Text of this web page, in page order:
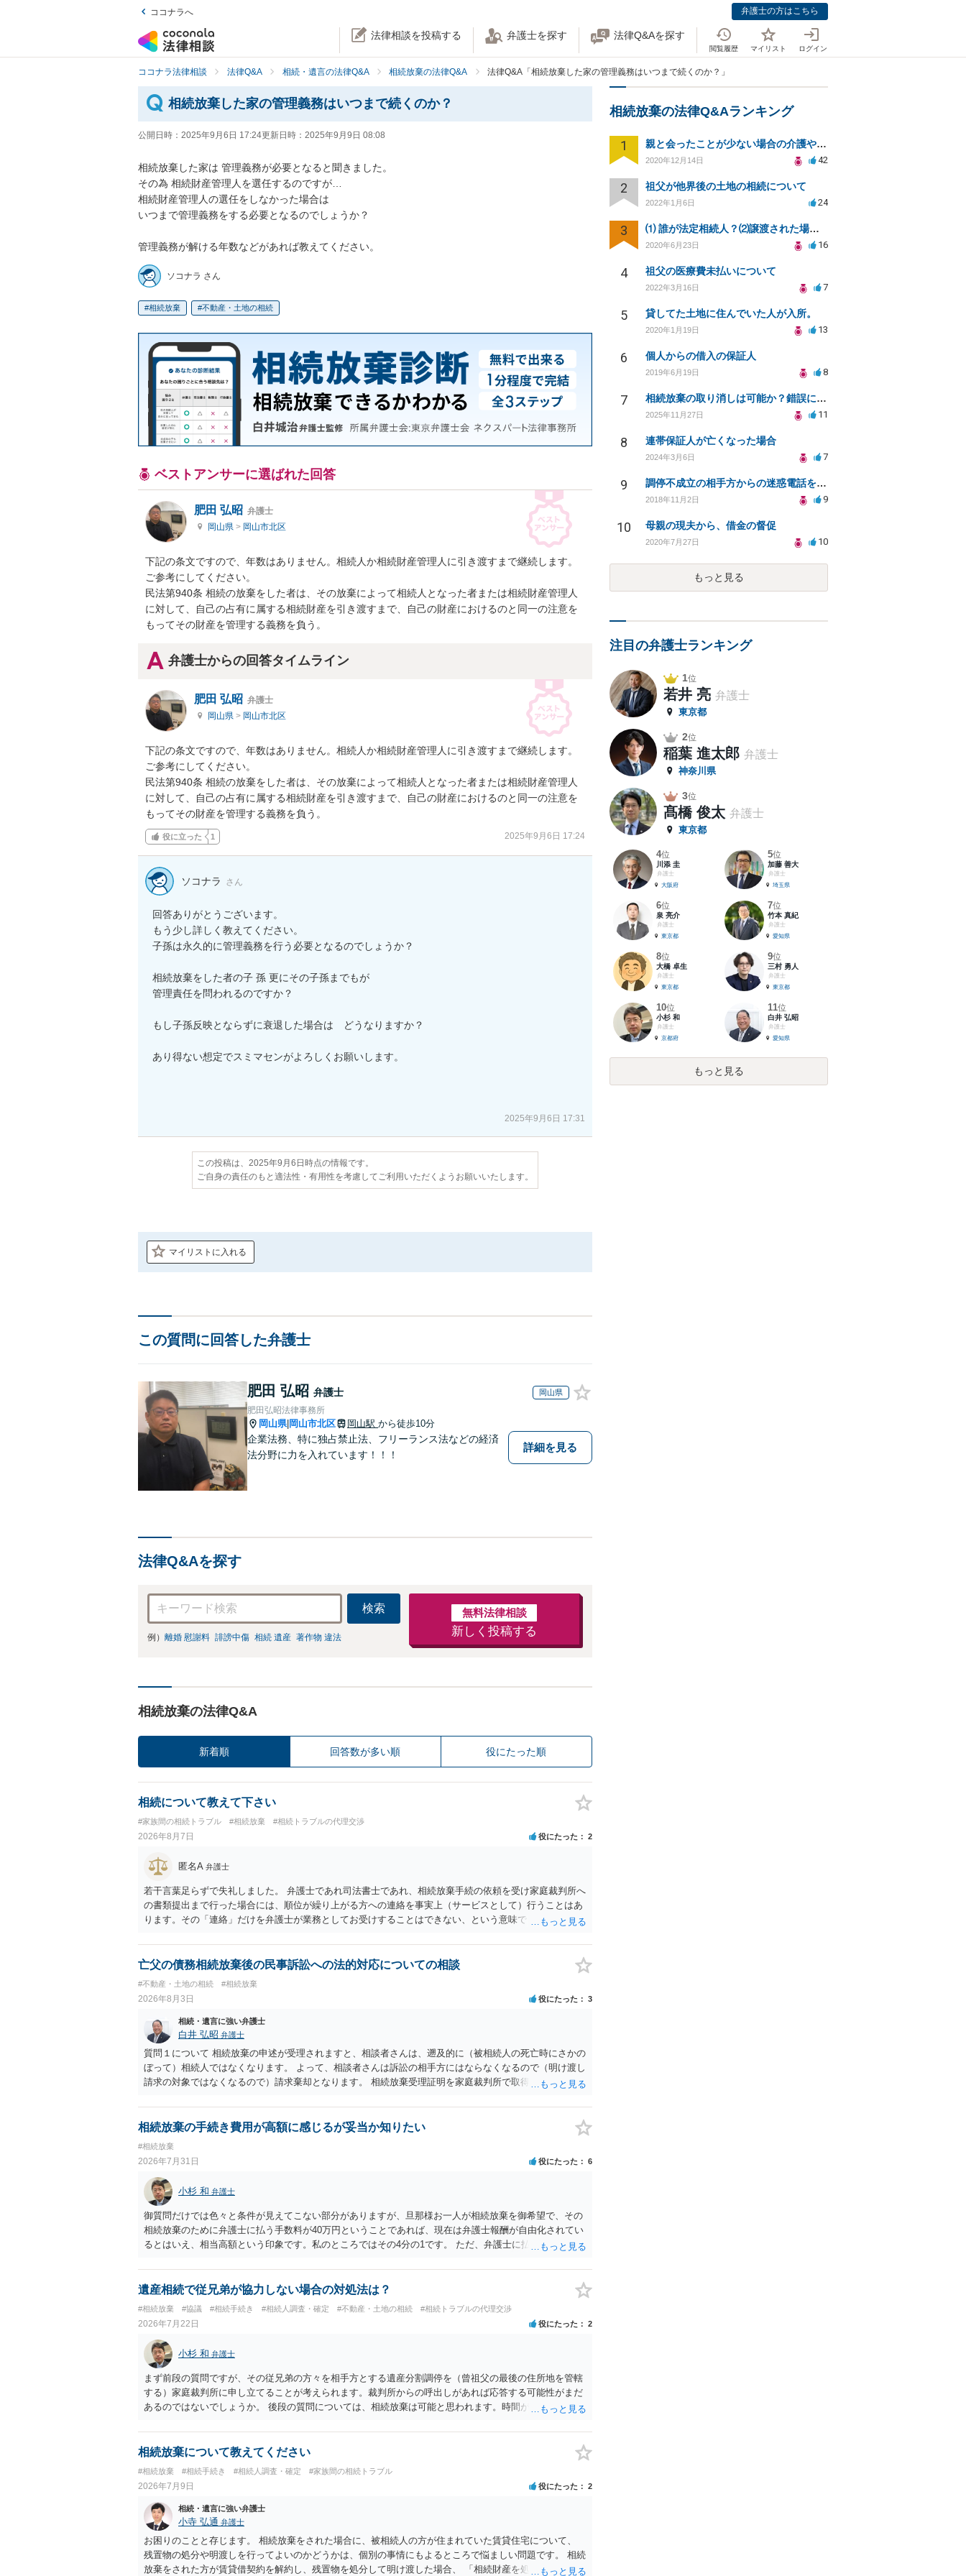
ココナラへ 弁護士の方はこちら
法律相談を投稿する 弁護士を探す 法律Q&Aを探す
閲覧履歴 マイリスト ログイン
ココナラ法律相談 法律Q&A 相続・遺言の法律Q&A 相続放棄の法律Q&A 法律Q&A「相続放棄した家の管理義務はいつまで続くのか？」
相続放棄した家の管理義務はいつまで続くのか？
公開日時： 2025年9月6日 17:24更新日時： 2025年9月9日 08:08
相続放棄した家は 管理義務が必要となると聞きました。
その為 相続財産管理人を選任するのですが…
相続財産管理人の選任をしなかった場合は
いつまで管理義務をする必要となるのでしょうか？
管理義務が解ける年数などがあれば教えてください。
ソコナラ さん
相続放棄 不動産・土地の相続
ベストアンサーに選ばれた回答
肥田 弘昭 弁護士
岡山県 > 岡山市北区
下記の条文ですので、年数はありません。相続人か相続財産管理人に引き渡すまで継続します。
ご参考にしてください。
民法第940条 相続の放棄をした者は、その放棄によって相続人となった者または相続財産管理人
に対して、自己の占有に属する相続財産を引き渡すまで、自己の財産におけるのと同一の注意を
もってその財産を管理する義務を負う。
弁護士からの回答タイムライン
肥田 弘昭 弁護士
岡山県 > 岡山市北区
下記の条文ですので、年数はありません。相続人か相続財産管理人に引き渡すまで継続します。
ご参考にしてください。
民法第940条 相続の放棄をした者は、その放棄によって相続人となった者または相続財産管理人
に対して、自己の占有に属する相続財産を引き渡すまで、自己の財産におけるのと同一の注意を
もってその財産を管理する義務を負う。
役に立った 1 2025年9月6日 17:24
ソコナラ さん
回答ありがとうございます。
もう少し詳しく教えてください。
子孫は永久的に管理義務を行う必要となるのでしょうか？
相続放棄をした者の子 孫 更にその子孫までもが
管理責任を問われるのですか？
もし子孫反映とならずに衰退した場合は　どうなりますか？
あり得ない想定でスミマセンがよろしくお願いします。
2025年9月6日 17:31
この投稿は、2025年9月6日時点の情報です。
ご自身の責任のもと適法性・有用性を考慮してご利用いただくようお願いいたします。
マイリストに入れる
この質問に回答した弁護士
肥田 弘昭 弁護士 岡山県
肥田弘昭法律事務所
岡山県| 岡山市北区 岡山駅 から徒歩10分
企業法務、特に独占禁止法、フリーランス法などの経済
法分野に力を入れています！！！
詳細を見る
法律Q&Aを探す
検索
例） 離婚 慰謝料 誹謗中傷 相続 遺産 著作物 違法
無料法律相談
新しく投稿する
相続放棄の法律Q&A
新着順 回答数が多い順 役にたった順
相続について教えて下さい
#家族間の相続トラブル #相続放棄 #相続トラブルの代理交渉
2026年8月7日 役にたった 2
匿名A 弁護士
若干言葉足らずで失礼しました。 弁護士であれ司法書士であれ、相続放棄手続の依頼を受け家庭裁判所へ
の書類提出まで行った場合には、順位が繰り上がる方への連絡を事実上（サービスとして）行うことはあ
ります。その「連絡」だけを弁護士が業務としてお受けすることはできない、という意味でした。
亡父の債務相続放棄後の民事訴訟への法的対応についての相談
#不動産・土地の相続 #相続放棄
2026年8月3日 役にたった 3
相続・遺言に強い弁護士
白井 弘昭 弁護士
質問１について 相続放棄の申述が受理されますと、相談者さんは、遡及的に（被相続人の死亡時にさかの
ぼって）相続人ではなくなります。 よって、相談者さんは訴訟の相手方にはならなくなるので（明け渡し
請求の対象ではなくなるので）請求棄却となります。 相続放棄受理証明を家庭裁判所で取得し、コピーを
１回期日は出席する必要がありません。その日は差支え（用事があり出席できない）との記載で十分で
す。 質問３について 弁護士ではないので、ｍｉｎｔｓでの提出の必要は無いと思います。郵送（期限ま
考まで。
相続放棄の手続き費用が高額に感じるが妥当か知りたい
#相続放棄
2026年7月31日 役にたった 6
小杉 和 弁護士
御質問だけでは色々と条件が見えてこない部分がありますが、旦那様お一人が相続放棄を御希望で、その
相続放棄のために弁護士に払う手数料が40万円ということであれば、現在は弁護士報酬が自由化されてい
るとはいえ、相当高額という印象です。私のところではその4分の1です。 ただ、弁護士に払う手数料とは
おいてください。 話を元に戻して、弁護士に対する手数料ですが、旦那様の収入や財産にもよりますが、
法テラスに御連絡なさって弁護士との相談を予約して受任してもらうのが一番安上がりでしょう。数万円
なる）ようですので、比較的短い熟慮期間のことを考えると、来週早々すぐにでも御連絡する方が良いで
しょう。 もし法テラスが御利用になれない、あるいは時間がない等であれば、相続を取扱分野としている
弁護士を適宜探し（WEB等で）、問い合わせてみることです。相続を扱う弁護士でも相続放棄は比較的安
価な手数料でのお仕事になるのであまり前向きに受けてくれないところもあるようです。 複数の法律事務
所に聞いて（相見積もりをとって）、一番安いところでやってもらうことに決めれば、キューちゃんママ
さんの御希望をかなえることができるのではないでしょうか。 あるいは相続放棄であれば御自分でできな
くもないとは思います。その場合、かかるのは戸籍等の取得費用と印紙代だけとなります。家庭裁判所の
サイトから用紙を取得すると共に必要な書類を確認し、印紙と共に家庭裁判所に提出して相続放棄申述受
理通知書を待つという流れになります。
遺産相続で従兄弟が協力しない場合の対処法は？
#相続放棄 #協議 #相続手続き #相続人調査・確定 #不動産・土地の相続 #相続トラブルの代理交渉
2026年7月22日 役にたった 2
小杉 和 弁護士
まず前段の質問ですが、その従兄弟の方々を相手方とする遺産分割調停を（曾祖父の最後の住所地を管轄
する）家庭裁判所に申し立てることが考えられます。裁判所からの呼出しがあれば応答する可能性がまだ
あるのではないでしょうか。 後段の質問については、相続放棄は可能と思われます。時間が思った以上に
相続放棄について教えてください
#相続放棄 #相続手続き #相続人調査・確定 #家族間の相続トラブル
2026年7月9日 役にたった 2
相続・遺言に強い弁護士
小寺 弘通 弁護士
お困りのことと存じます。 相続放棄をされた場合に、被相続人の方が住まれていた賃貸住宅について、
残置物の処分や明渡しを行ってよいのかどうかは、個別の事情にもよるところで悩ましい問題です。 相続
放棄をされた方が賃貸借契約を解約し、残置物を処分して明け渡した場合、 「相続財産を処分」したと評
相続放棄の法律Q&Aランキング
1 親と会ったことが少ない場合の介護や相続の義務について
2020年12月14日 42
2 祖父が他界後の土地の相続について
2022年1月6日 24
3 ⑴ 誰が法定相続人？⑵譲渡された場合の税金？⑶相続放棄後同じ不動産を相続できない？⑷借金返済義務は？
2020年6月23日 16
4 祖父の医療費未払いについて
2022年3月16日 7
5 貸してた土地に住んでいた人が入所。
2020年1月19日 13
6 個人からの借入の保証人
2019年6月19日 8
7 相続放棄の取り消しは可能か？錯誤による誤解が原因で
2025年11月27日 11
8 連帯保証人が亡くなった場合
2024年3月6日 7
9 調停不成立の相手方からの迷惑電話をやめさせることはできますか？
2018年11月2日 9
10 母親の現夫から、借金の督促
2020年7月27日 10
もっと見る
注目の弁護士ランキング
1位
若井 亮 弁護士
東京都
2位
稲葉 進太郎 弁護士
神奈川県
3位
髙橋 俊太 弁護士
東京都
4位
川添 圭
弁護士
大阪府
5位
加藤 善大
弁護士
埼玉県
6位
泉 亮介
弁護士
東京都
7位
竹本 真紀
弁護士
愛知県
8位
大橋 卓生
弁護士
東京都
9位
三村 勇人
弁護士
東京都
10位
小杉 和
弁護士
京都府
11位
白井 弘昭
弁護士
愛知県
もっと見る